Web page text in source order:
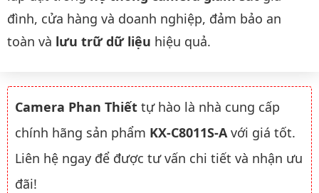
đình, cửa hàng và doanh nghiệp, đảm bảo an
toàn và lưu trữ dữ liệu hiệu quả.
Camera Phan Thiết tự hào là nhà cung cấp
chính hãng sản phẩm KX-C8011S-Avới giá tốt.
Liên hệ ngay để được tư vấn chi tiết và nhận ưu
đãi!